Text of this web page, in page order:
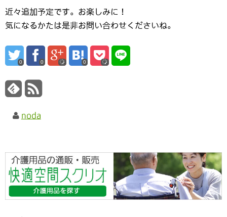
近々追加予定です。お楽しみに！
気になるかたは是非お問い合わせくださいね。
0 0 0
noda